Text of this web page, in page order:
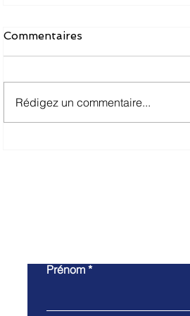
Commentaires
Rédigez un commentaire...
Prénom